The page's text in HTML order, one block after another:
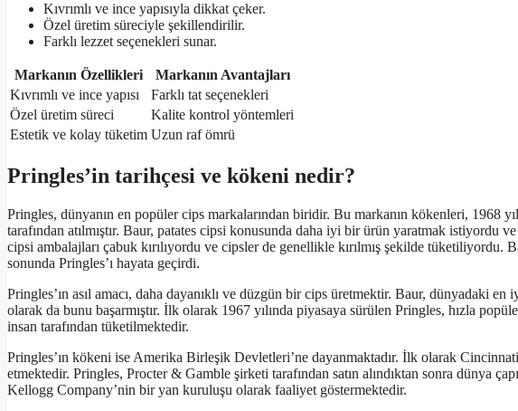
Kıvrımlı ve ince yapısıyla dikkat çeker.
Özel üretim süreciyle şekillendirilir.
Farklı lezzet seçenekleri sunar.
Markanın Özellikleri
Markanın Avantajları
Kıvrımlı ve ince yapısı
Farklı tat seçenekleri
Özel üretim süreci
Kalite kontrol yöntemleri
Estetik ve kolay tüketim Uzun raf ömrü
Pringles’in tarihçesi ve kökeni nedir?
Pringles, dünyanın en popüler cips markalarından biridir. Bu markanın kökenleri, 1968
tarafından atılmıştır. Baur, patates cipsi konusunda daha iyi bir ürün yaratmak istiyordu
cipsi ambalajları çabuk kırılıyordu ve cipsler de genellikle kırılmış şekilde tüketiliyordu.
sonunda Pringles’ı hayata geçirdi.
Pringles’ın asıl amacı, daha dayanıklı ve düzgün bir cips üretmektir. Baur, dünyadaki
olarak da bunu başarmıştır. İlk olarak 1967 yılında piyasaya sürülen Pringles, hızla
insan tarafından tüketilmektedir.
Pringles’ın kökeni ise Amerika Birleşik Devletleri’ne dayanmaktadır. İlk olarak
etmektedir. Pringles, Procter & Gamble şirketi tarafından satın alındıktan sonra dünya
Kellogg Company’nin bir yan kuruluşu olarak faaliyet göstermektedir.